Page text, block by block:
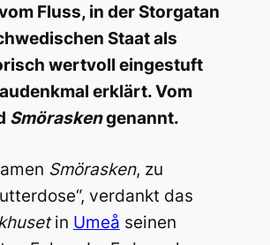
Fluss, in der Storgatan
Staat als
wertvoll eingestuft
erklärt. Vom
Smöraskengenannt.
Smörasken, zu
verdankt das
in Umeå seinen